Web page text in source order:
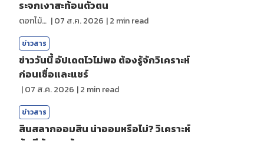
ระจกเงาสะท้อนตัวตน
ดอกไม้กับสายน้ำ |07 ส.ค. 2026 |2 min read
ข่าวสาร
ข่าววันนี้ อัปเดตไวไม่พอ ต้องรู้จักวิเคราะห์
ก่อนเชื่อและแชร์
|07 ส.ค. 2026 |2 min read
ข่าวสาร
สินสลากออมสิน น่าออมหรือไม่? วิเคราะห์